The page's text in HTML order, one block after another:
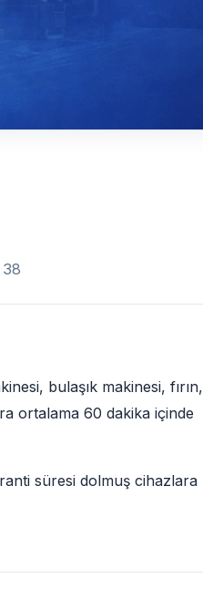
bulaşık makinesi, fırın,
ortalama 60 dakika içinde
süresi dolmuş cihazlara